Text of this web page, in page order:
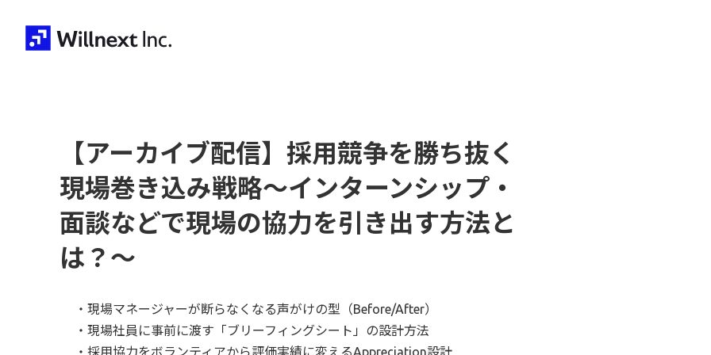
【アーカイブ配信】採用競争を勝ち抜く
現場巻き込み戦略～インターンシップ・
面談などで現場の協力を引き出す方法と
は？～
・現場マネージャーが断らなくなる声がけの型（Before/After）
・現場社員に事前に渡す「ブリーフィングシート」の設計方法
・採用協力をボランティアから評価実績に変えるAppreciation設計